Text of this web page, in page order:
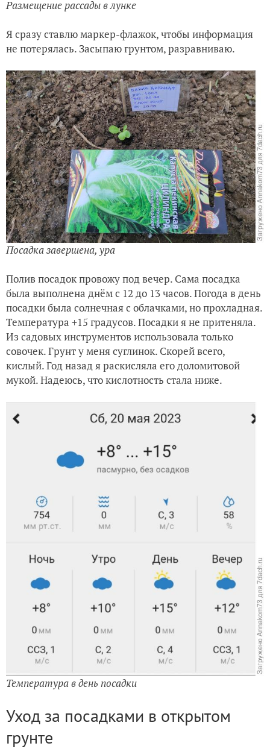
Размещение рассады в лунке
Я сразу ставлю маркер-флажок, чтобы информация
не потерялась. Засыпаю грунтом, разравниваю.
Посадка завершена, ура
Полив посадок провожу под вечер. Сама посадка
была выполнена днём с 12 до 13 часов. Погода в день
посадки была солнечная с облачками, но прохладная.
Температура +15 градусов. Посадки я не притеняла.
Из садовых инструментов использовала только
совочек. Грунт у меня суглинок. Скорей всего,
кислый. Год назад я раскисляла его доломитовой
мукой. Надеюсь, что кислотность стала ниже.
Температура в день посадки
Уход за посадками в открытом
грунте